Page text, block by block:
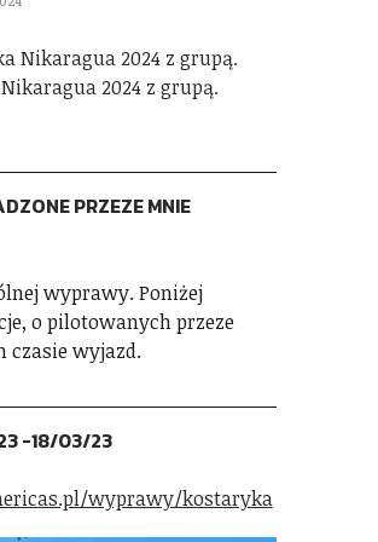
2024 z grupą.
PRZEZE MNIE
wyprawy. Poniżej
o pilotowanych przeze
czasie wyjazd.
-18/03/23
wyprawy/kostaryka